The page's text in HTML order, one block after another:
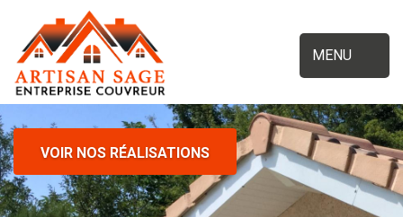
MENU
VOIR NOS RÉALISATIONS